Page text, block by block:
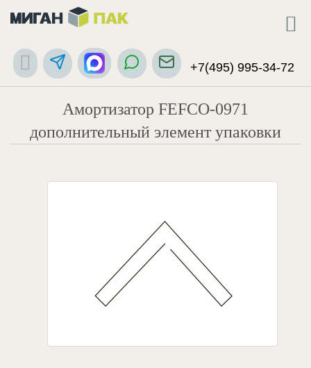
+7(495) 995-34-72
Амортизатор FEFCO-0971
дополнительный элемент упаковки